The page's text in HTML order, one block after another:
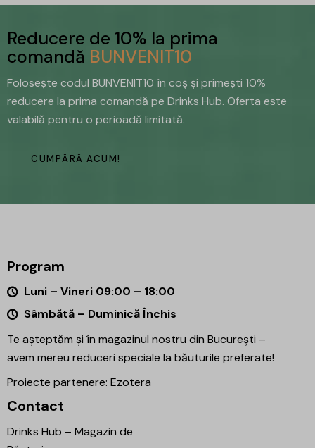
Reducere de 10% la prima
comandă BUNVENIT10
Folosește codul BUNVENIT10 în coș și primești 10%
reducere la prima comandă pe Drinks Hub. Oferta este
valabilă pentru o perioadă limitată.
CUMPĂRĂ ACUM!
Program
Luni – Vineri 09:00 – 18:00
Sâmbătă – Duminică Închis
Te așteptăm și în magazinul nostru din București –
avem mereu reduceri speciale la băuturile preferate!
Proiecte partenere: Ezotera
Contact
Drinks Hub – Magazin de